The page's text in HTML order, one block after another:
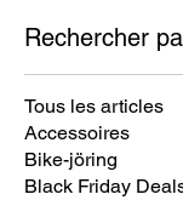
Rechercher
Tous les articles
Accessoires
Bike-jöring
Black Friday